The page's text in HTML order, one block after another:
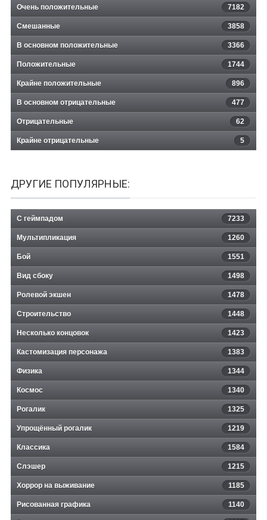
Очень положительные 7182
Смешанные 3858
В основном положительные 3366
Положительные 1744
Крайне положительные 896
В основном отрицательные 477
Отрицательные 62
Крайне отрицательные 5
ДРУГИЕ ПОПУЛЯРНЫЕ:
С геймпадом 7233
Мультипликация 1260
Бой 1551
Вид сбоку 1498
Ролевой экшен 1478
Строительство 1448
Несколько концовок 1423
Кастомизация персонажа 1383
Физика 1344
Космос 1340
Рогалик 1325
Упрощённый рогалик 1219
Классика 1584
Слэшер 1215
Хоррор на выживание 1185
Рисованная графика 1140